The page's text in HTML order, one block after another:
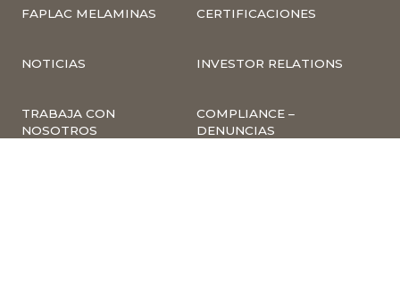
FAPLAC MELAMINAS CERTIFICACIONES
NOTICIAS INVESTOR RELATIONS
TRABAJA CON
NOSOTROS
COMPLIANCE –
DENUNCIAS